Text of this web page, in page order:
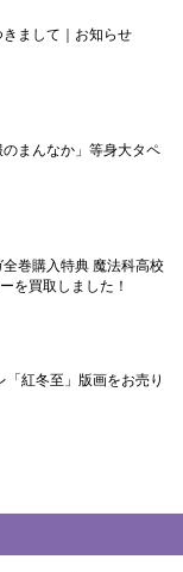
まして｜お知らせ
のまんなか」等身大タペ
全巻購入特典 魔法科高校
を買取しました！
「紅冬至」版画をお売り